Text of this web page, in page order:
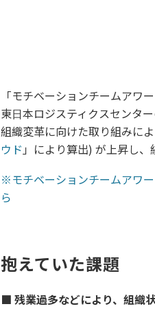
「モチベーションチームアワ
東⽇本ロジスティクスセンタ
組織変革に向けた取り組みに
ウド 」により算出) が上昇し
※モチベーションチームアワ
ら
抱えていた課題
■ 残業過多などにより、組織